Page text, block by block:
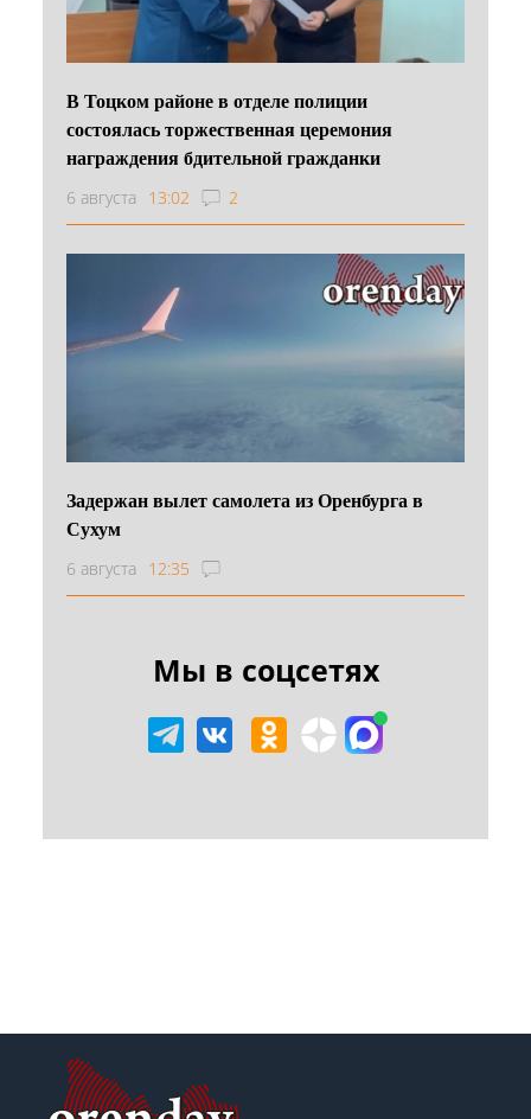
В Тоцком районе в отделе полиции
состоялась торжественная церемония
награждения бдительной гражданки
6 августа 13:02 2
Задержан вылет самолета из Оренбурга в
Сухум
6 августа 12:35
Мы в соцсетях